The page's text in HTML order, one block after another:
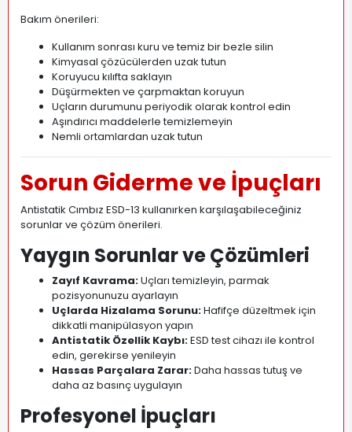
Bakım önerileri:
Kullanım sonrası kuru ve temiz bir bezle silin
Kimyasal çözücülerden uzak tutun
Koruyucu kılıfta saklayın
Düşürmekten ve çarpmaktan koruyun
Uçların durumunu periyodik olarak kontrol edin
Aşındırıcı maddelerle temizlemeyin
Nemli ortamlardan uzak tutun
Sorun Giderme ve İpuçları
Antistatik Cımbız ESD-13 kullanırken karşılaşabileceğiniz
sorunlar ve çözüm önerileri.
Yaygın Sorunlar ve Çözümleri
Zayıf Kavrama:Uçları temizleyin, parmak
pozisyonunuzu ayarlayın
Uçlarda Hizalama Sorunu:Hafifçe düzeltmek için
dikkatli manipülasyon yapın
Antistatik Özellik Kaybı:ESD test cihazı ile kontrol
edin, gerekirse yenileyin
Hassas Parçalara Zarar:Daha hassas tutuş ve
daha az basınç uygulayın
Profesyonel İpuçları